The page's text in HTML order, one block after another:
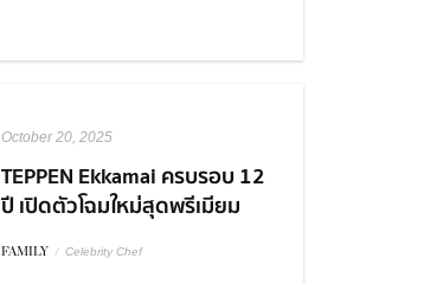
October 20, 2025
TEPPEN Ekkamai ครบรอบ 12
ปี เปิดตัวโฉมใหม่สุดพรีเมียม
คลูซีฟ!
FAMILY / Celebrity Chef